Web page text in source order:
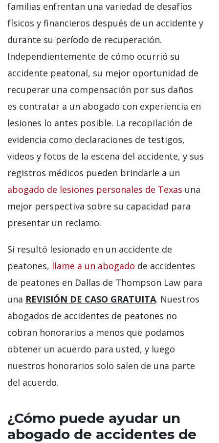
familias enfrentan una variedad de desafíos
físicos y financieros después de un accidente y
durante su período de recuperación.
Independientemente de cómo ocurrió su
accidente peatonal, su mejor oportunidad de
recuperar una compensación por sus daños
es contratar a un abogado con experiencia en
lesiones lo antes posible. La recopilación de
evidencia como declaraciones de testigos,
videos y fotos de la escena del accidente, y sus
registros médicos pueden brindarle a un
abogado de lesiones personales de Texas una
mejor perspectiva sobre su capacidad para
presentar un reclamo.
Si resultó lesionado en un accidente de
peatones, llame a un abogado de accidentes
de peatones en Dallas de Thompson Law para
una REVISIÓN DE CASO GRATUITA. Nuestros
abogados de accidentes de peatones no
cobran honorarios a menos que podamos
obtener un acuerdo para usted, y luego
nuestros honorarios solo salen de una parte
del acuerdo.
¿Cómo puede ayudar un
abogado de accidentes de